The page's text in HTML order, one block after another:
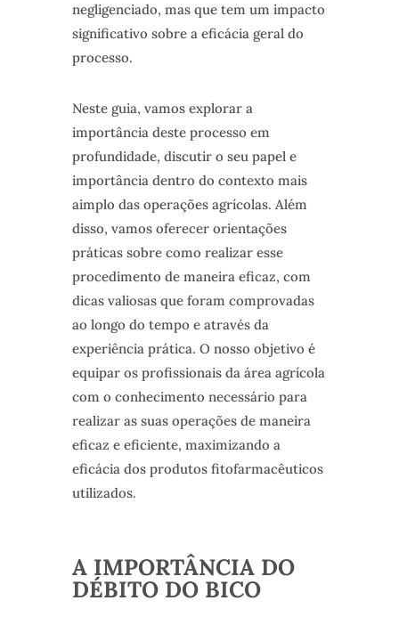
negligenciado, mas que tem um impacto
significativo sobre a eficácia geral do
processo.
Neste guia, vamos explorar a
importância deste processo em
profundidade, discutir o seu papel e
importância dentro do contexto mais
aimplo das operações agrícolas. Além
disso, vamos oferecer orientações
práticas sobre como realizar esse
procedimento de maneira eficaz, com
dicas valiosas que foram comprovadas
ao longo do tempo e através da
experiência prática. O nosso objetivo é
equipar os profissionais da área agrícola
com o conhecimento necessário para
realizar as suas operações de maneira
eficaz e eficiente, maximizando a
eficácia dos produtos fitofarmacêuticos
utilizados.
A IMPORTÂNCIA DO
DÉBITO DO BICO